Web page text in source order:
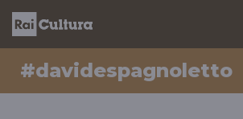
#davidespagnoletto